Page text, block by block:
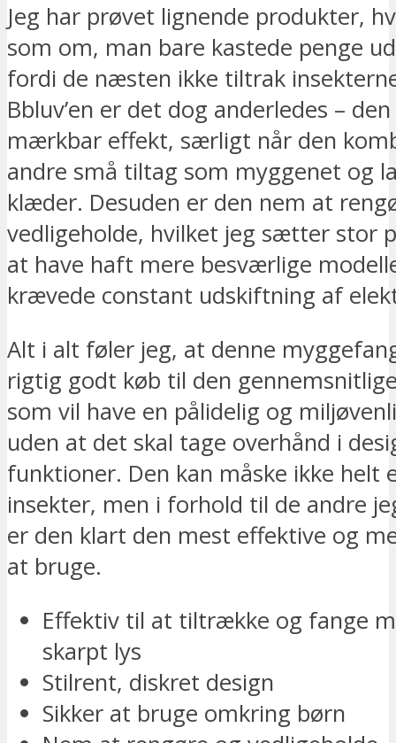
Jeg har prøvet lignende produkter,
som om, man bare kastede penge
fordi de næsten ikke tiltrak
Bbluv’en er det dog anderledes –
mærkbar effekt, særligt når den
andre små tiltag som myggenet og
klæder. Desuden er den nem at
vedligeholde, hvilket jeg sætter stor
at have haft mere besværlige
krævede constant udskiftning af
Alt i alt føler jeg, at denne
rigtig godt køb til den
som vil have en pålidelig og
uden at det skal tage overhånd i
funktioner. Den kan måske ikke helt
insekter, men i forhold til de andre
er den klart den mest effektive og
at bruge.
Effektiv til at tiltrække og fange
skarpt lys
Stilrent, diskret design
Sikker at bruge omkring børn